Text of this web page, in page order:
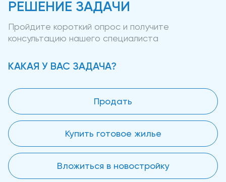
РЕШЕНИЕ ЗАДАЧИ
Пройдите короткий опрос и получите
консультацию нашего специалиста
КАКАЯ У ВАС ЗАДАЧА?
Продать
Купить готовое жилье
Вложиться в новостройку